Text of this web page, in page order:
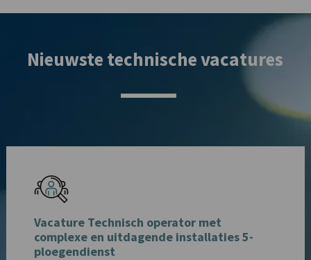
Nieuwste technische vacatures
Vacature Technisch operator met
complexe en uitdagende installaties 5-
ploegendienst